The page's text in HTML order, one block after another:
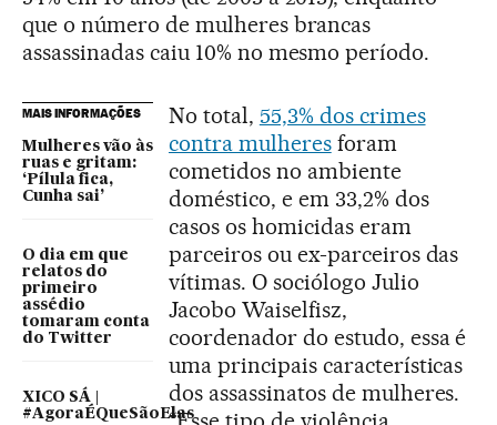
que o número de mulheres brancas
assassinadas caiu 10% no mesmo período.
MAIS INFORMAÇÕES
Mulheres vão às
ruas e gritam:
‘Pílula fica,
Cunha sai’
O dia em que
relatos do
primeiro
assédio
tomaram conta
do Twitter
XICO SÁ |
#AgoraÉQueSãoElas
No total, 55,3% dos crimes
contra mulheresforam
cometidos no ambiente
doméstico, e em 33,2% dos
casos os homicidas eram
parceiros ou ex-parceiros das
vítimas. O sociólogo Julio
Jacobo Waiselfisz,
coordenador do estudo, essa é
uma principais características
dos assassinatos de mulheres.